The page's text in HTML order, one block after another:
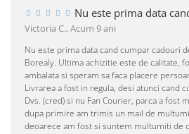
Nu este prima data
Victoria C.,Acum 9 ani
Nu este prima data cand cumpar cadouri
Borealy. Ultima achizitie este de calitate,
ambalata si speram sa faca placere
Livrarea a fost in regula, desi atunci cand
Dvs. (cred) si nu Fan Courier, parca a fost
dupa primire am trimis un mail de
deoarece am fost si suntem multumiti de